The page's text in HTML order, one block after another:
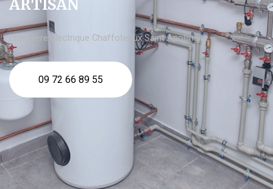
ARTISAN
chaudière électrique Chaffoteaux Saint Apollinaire
09 72 66 89 55